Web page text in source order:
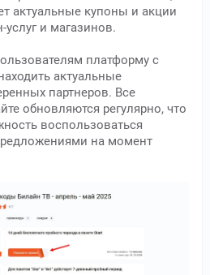
актуальные купоны и акции
и магазинов.
платформу с
актуальные
партнеров. Все
обновляются регулярно, что
воспользоваться
на момент